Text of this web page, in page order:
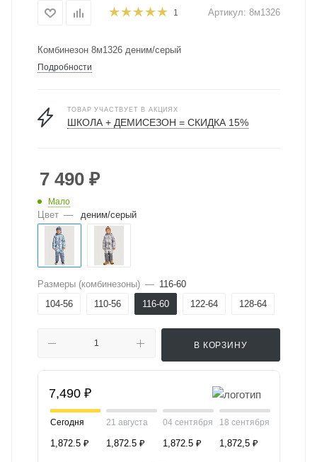
1 Артикул: 8м1326
Комбинезон 8м1326 деним/серый
Подробности
ТОВАР УЧАСТВУЕТ В АКЦИЯХ
ШКОЛА + ДЕМИСЕЗОН = СКИДКА 15%
7 490₽
Мало
Цвет — деним/серый
Размеры (комбинезоны) — 116-60
104-56
110-56 116-60 122-64 128-64
В КОРЗИНУ
7,490 ₽
Сегодня
1,872.5 ₽
21 августа
1,872.5 ₽
04 сентября
1,872.5 ₽
18 сентября
1,872,5 ₽